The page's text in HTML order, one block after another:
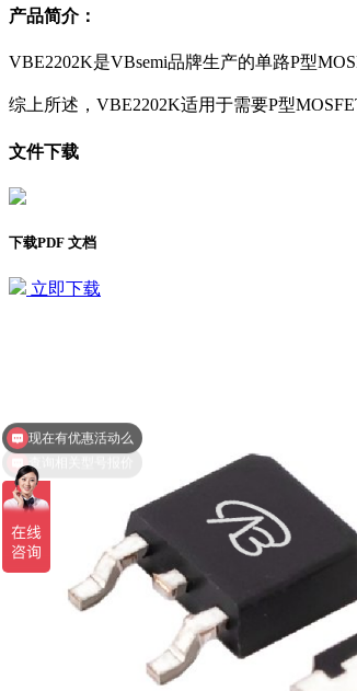
产品简介：
VBE2202K是VBsemi品牌生产的单路P型
综上所述，VBE2202K适用于需要P型
文件下载
下载PDF 文档
立即下载
查询相关型号报价